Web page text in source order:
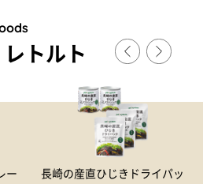
トルト
ー
長崎の産直ひじきドライパッ